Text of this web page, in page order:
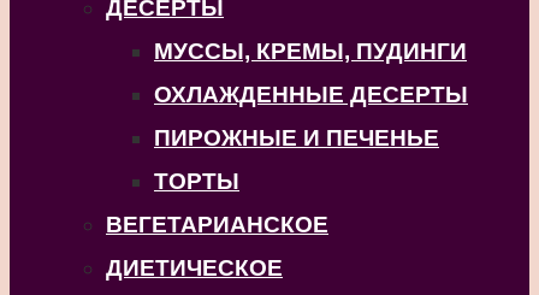
ДЕСЕРТЫ
МУССЫ, КРЕМЫ, ПУДИНГИ
ОХЛАЖДЕННЫЕ ДЕСЕРТЫ
ПИРОЖНЫЕ И ПЕЧЕНЬЕ
ТОРТЫ
ВЕГЕТАРИАНСКОЕ
ДИЕТИЧЕСКОЕ